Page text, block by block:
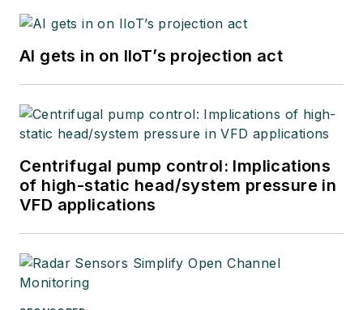
AI gets in on IIoT’s projection act
Centrifugal pump control: Implications
of high-static head/system pressure in
VFD applications